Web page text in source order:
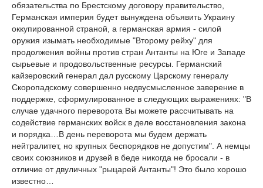
обязательства по Брестскому договору правительство,
Германская империя будет вынуждена объявить Украину
оккупированной страной, а германская армия - силой
оружия изымать необходимые "Второму рейху" для
продолжения войны против стран Антанты на Юге и Западе
сырьевые и продовольственные ресурсы. Германский
кайзеровский генерал дал русскому Царскому генералу
Скоропадскому совершенно недвусмысленное заверение в
поддержке, сформулированное в следующих выражениях: "В
случае удачного переворота Вы можете рассчитывать на
содействие германских войск в деле восстановления закона
и порядка…В день переворота мы будем держать
нейтралитет, но крупных беспорядков не допустим". А немцы
своих союзников и друзей в беде никогда не бросали - в
отличие от двуличных "рыцарей Антанты"! Это было хорошо
известно…